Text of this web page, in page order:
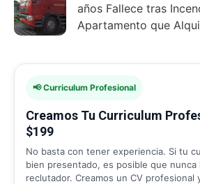
años Fallece tras
Apartamento que
📢 Curriculum Profesional
Creamos Tu Curriculum
$199
No basta con tener experiencia. Si tu
bien presentado, es posible que nunca
reclutador. Creamos un CV profesional